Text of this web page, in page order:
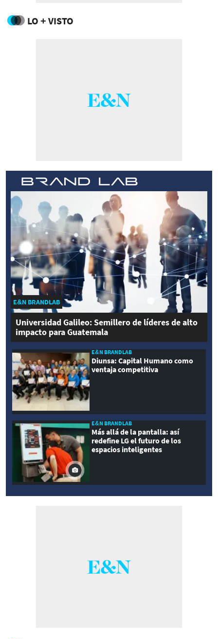
LO + VISTO
E&N BRANDLAB
Universidad Galileo: Semillero de líderes de alto
impacto para Guatemala
E&N BRANDLAB
Diunsa: Capital Humano como
ventaja competitiva
E&N BRANDLAB
Más allá de la pantalla: así
redefine LG el futuro de los
espacios inteligentes